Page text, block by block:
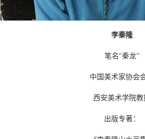
李秦隆
笔名“秦龙”
中国美术家协会
西安美术学院教
出版专著：